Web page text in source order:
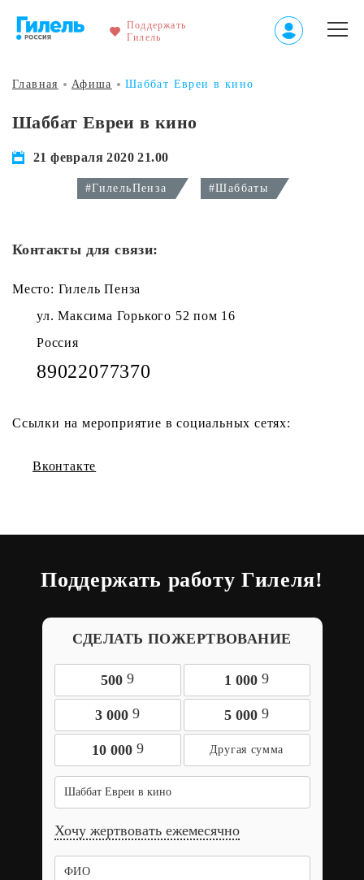
Поддержать
Гилель
Главная Афиша Шаббат Евреи в кино
Шаббат Евреи в кино
21 февраля 2020 21.00
#ГилельПенза #Шаббаты
Контакты для связи:
Место: Гилель Пенза
ул. Максима Горького 52 пом 16
Россия
89022077370
Ссылки на мероприятие в социальных сетях:
Вконтакте
Поддержать работу Гилеля!
СДЕЛАТЬ ПОЖЕРТВОВАНИЕ
500 9 1 000 9
3 000 9 5 000 9
10 000 9
Шаббат Евреи в кино
Хочу жертвовать ежемесячно